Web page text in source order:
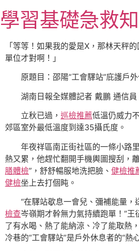
至
主
內
學習基礎急救
「等等！如果我的愛是X，那林天秤
單位才對啊！」
原題目：邵陽“工會驛站”庇護戶
湖南日報全媒體記者 戴鵬 通信
立秋已過， 巡檢推薦低溫仍威力
郊區室外最低溫度到達35攝氏度。
年夜祥區南正街社區的一條小路
熱又累，他趕忙翻開手機輿圖搜刮，
膳體檢”，舒舒暢服地洗把臉、 健檢推
健檢坐上去打個盹。
“在驛站歇息一會兒、彌補能量，
檢查岑嶺期才幹無力氣持續跑單！”王
了有水喝、熱了能納涼、冷了能取熱
冷巷的“工會驛站”是戶外休息者的“熱